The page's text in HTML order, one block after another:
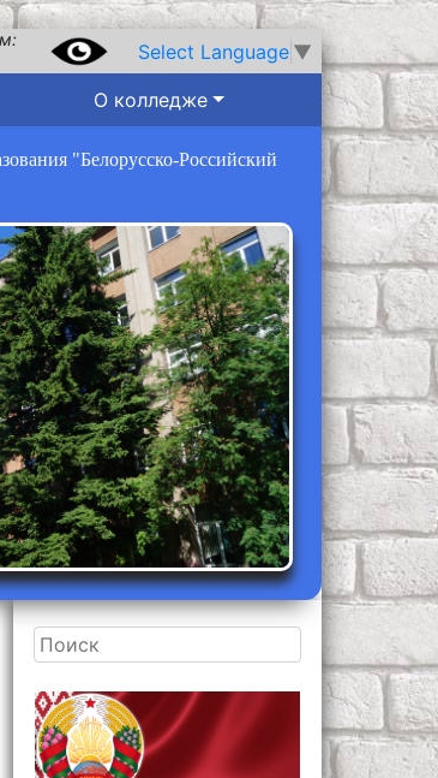
Select Language ▼
О колледже
"Белорусско-Российский